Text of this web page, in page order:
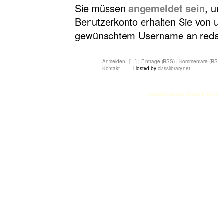
Sie müssen angemeldet sein,
Benutzerkonto erhalten Sie von
gewünschtem Username an
Anmelden | [---] | Einträge (RSS) | Kommentare
Kontakt — Hosted by classlibrary.net
atasehir escort atasehir